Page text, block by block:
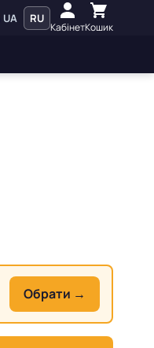
UA RU
КабінетКошик
Обрати →